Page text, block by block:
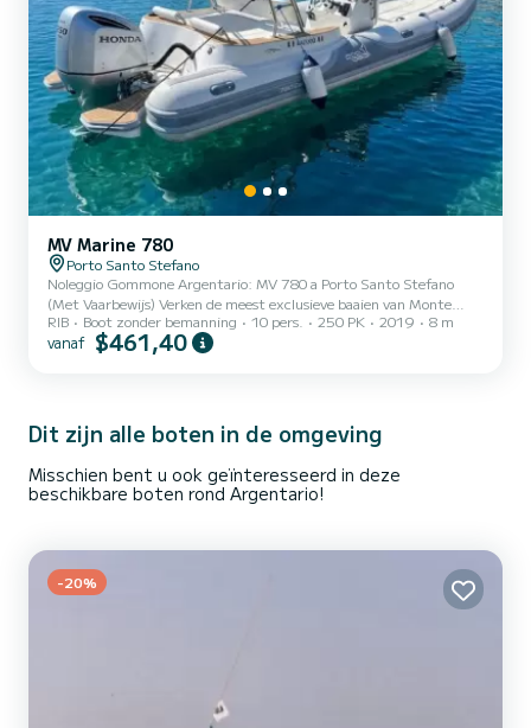
MV Marine 780
Porto Santo Stefano
Noleggio Gommone Argentario: MV 780 a Porto Santo Stefano
(Met Vaarbewijs) Verken de meest exclusieve baaien van Monte
Argentario met maximale luxe en kracht. Onze MV 780 is de
ultieme keuze voor wie een superieure vaarervaring zoekt: 8 meter
meter) vertegenwoordigt de topklasse in opblaasbare boten.
Dankzij de...
RIB Boot zonder bemanning 10 pers. 250 PK 2019 8 m
vanaf $461,40
Dit zijn alle boten in de omgeving
Misschien bent u ook geïnteresseerd in deze
beschikbare boten rond Argentario!
-20%